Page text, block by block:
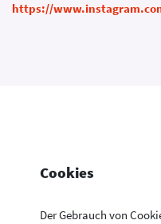
Cookies
Der Gebrauch von
https://